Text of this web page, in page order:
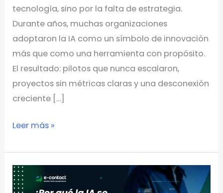
tecnología, sino por la falta de estrategia.
Durante años, muchas organizaciones
adoptaron la IA como un símbolo de innovación
más que como una herramienta con propósito.
El resultado: pilotos que nunca escalaron,
proyectos sin métricas claras y una desconexión
creciente […]
Leer más »
¿Por
qué